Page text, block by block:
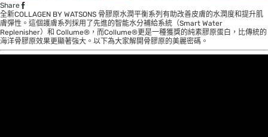
Share
全新COLLAGEN BY WATSONS 骨膠原水潤平衡系列有助改善皮膚的水潤度和提升肌
膚彈性。這個護膚系列採用了先進的智能水分補給系統（Smart Water
Replenisher）和 Collume®️，而Collume®️更是一種獲獎的純素膠原蛋白，比傳統的
海洋骨膠原效果更顯著強大。以下為大家解開骨膠原的美麗密碼。